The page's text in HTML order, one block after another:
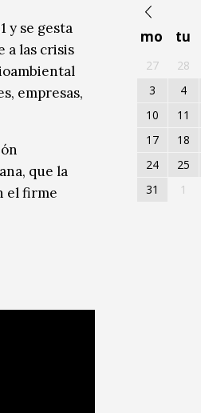
y se gesta
a las crisis
empresas,
que la
el firme
mo
tu
27 28
3
4
10
11
17
18
24
25
31
1